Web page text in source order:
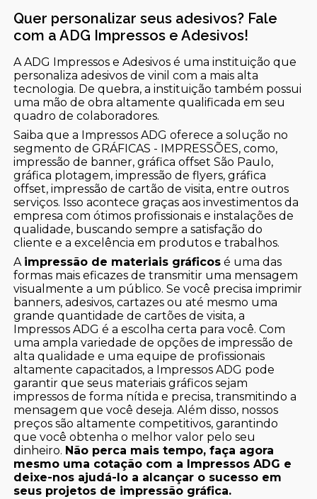
Quer personalizar seus adesivos? Fale
com a ADG Impressos e Adesivos!
A ADG Impressos e Adesivos é uma instituição que
personaliza adesivos de vinil com a mais alta
tecnologia. De quebra, a instituição também possui
uma mão de obra altamente qualificada em seu
quadro de colaboradores.
Saiba que a Impressos ADG oferece a solução no
segmento de GRÁFICAS - IMPRESSÕES, como,
impressão de banner, gráfica offset São Paulo,
gráfica plotagem, impressão de flyers, gráfica
offset, impressão de cartão de visita, entre outros
serviços. Isso acontece graças aos investimentos da
empresa com ótimos profissionais e instalações de
qualidade, buscando sempre a satisfação do
cliente e a excelência em produtos e trabalhos.
A impressão de materiais gráficos é uma das
formas mais eficazes de transmitir uma mensagem
visualmente a um público. Se você precisa imprimir
banners, adesivos, cartazes ou até mesmo uma
grande quantidade de cartões de visita, a
Impressos ADG é a escolha certa para você. Com
uma ampla variedade de opções de impressão de
alta qualidade e uma equipe de profissionais
altamente capacitados, a Impressos ADG pode
garantir que seus materiais gráficos sejam
impressos de forma nítida e precisa, transmitindo a
mensagem que você deseja. Além disso, nossos
preços são altamente competitivos, garantindo
que você obtenha o melhor valor pelo seu
dinheiro. Não perca mais tempo, faça agora
mesmo uma cotação com a Impressos ADG e
deixe-nos ajudá-lo a alcançar o sucesso em
seus projetos de impressão gráfica.